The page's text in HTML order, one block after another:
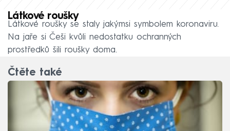
Látkové roušky
Látkové roušky se staly jakýmsi symbolem koronaviru.
Na jaře si Češi kvůli nedostatku ochranných
prostředků šili roušky doma.
Čtěte také